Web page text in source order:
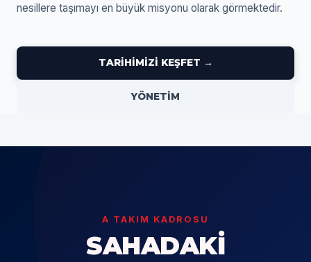
nesillere taşımayı en büyük misyonu olarak görmektedir.
TARİHİMİZİ KEŞFET →
YÖNETİM
A TAKIM KADROSU
SAHADAKİ